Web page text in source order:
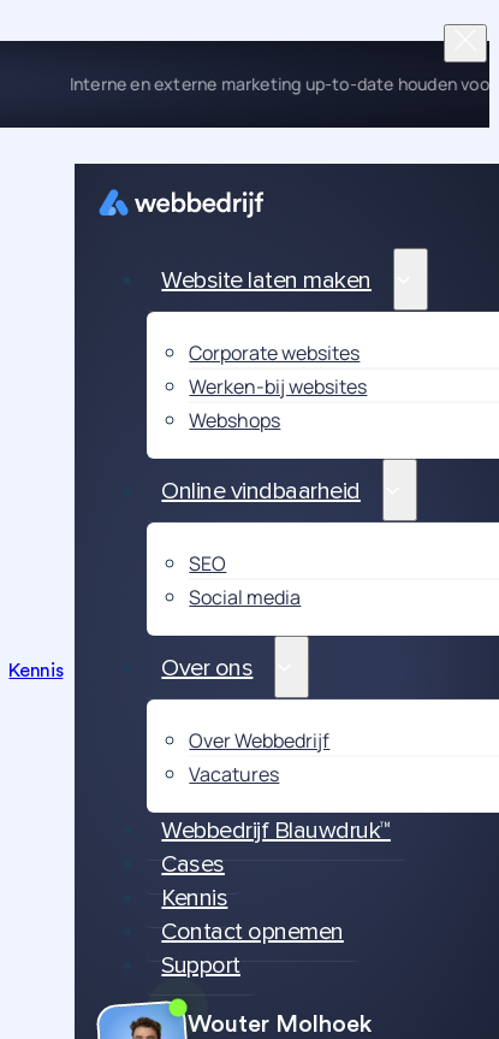
Interne en externe marketing up-to-date houden
Kennis
Website laten maken
Corporate websites
Werken-bij websites
Webshops
Online vindbaarheid
SEO
Social media
Over ons
Over Webbedrijf
Vacatures
Webbedrijf Blauwdruk™
Cases
Kennis
Contact opnemen
Support
Wouter Molhoek